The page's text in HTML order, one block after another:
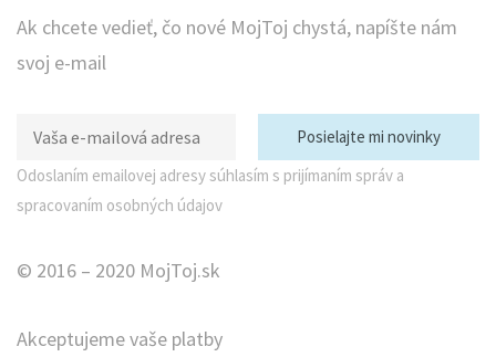
Ak chcete vedieť, čo nové MojToj chystá, napíšte nám
svoj e-mail
Odoslaním emailovej adresy súhlasím s prijímaním správ a
spracovaním osobných údajov
© 2016 – 2020 MojToj.sk
Akceptujeme vaše platby